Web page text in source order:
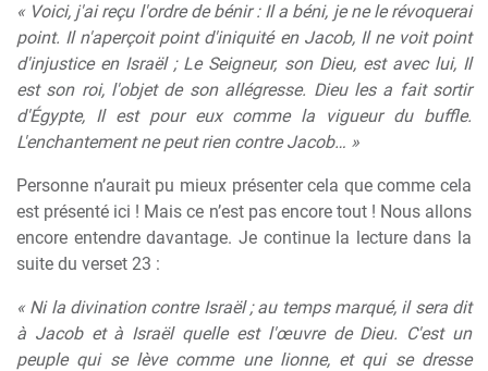
« Voici, j'ai reçu l'ordre de bénir : Il a béni, je ne le révoquerai
point. Il n'aperçoit point d'iniquité en Jacob, Il ne voit point
d'injustice en Israël ; Le Seigneur, son Dieu, est avec lui, Il
est son roi, l'objet de son allégresse. Dieu les a fait sortir
d'Égypte, Il est pour eux comme la vigueur du buffle.
L'enchantement ne peut rien contre Jacob… »
Personne n’aurait pu mieux présenter cela que comme cela
est présenté ici ! Mais ce n’est pas encore tout ! Nous allons
encore entendre davantage. Je continue la lecture dans la
suite du verset 23 :
« Ni la divination contre Israël ; au temps marqué, il sera dit
à Jacob et à Israël quelle est l'œuvre de Dieu. C'est un
peuple qui se lève comme une lionne, et qui se dresse